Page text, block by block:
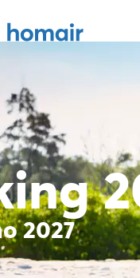
Llegada
2027